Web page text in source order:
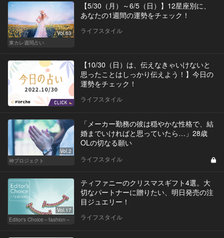
Vol.63
東カレ週間占い
【5/30（月）～6/5（日）】12星座別に、
あなたの1週間の運勢をチェック！
ライフスタイル
【10/30（日）は、伝えなきゃいけないと
思ったことはしっかり伝えよう！】今日の
運勢をチェック！
ライフスタイル
Vol.2
神プロジェクト
「メーカー勤務の彼は穏やかな性格で、結
婚までいければと思っていたら…」28歳
OLの切なる願い
ライフスタイル
Vol.17
Editor's Choice～fashion～
ティファニーのクリスマスギフト4選。大
切なパートナーに贈りたい、明日発売の注
目ジュエリー！
ライフスタイル